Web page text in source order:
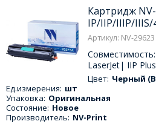
Картридж NV-
IP/IIP/IIIP/IIIS/
Артикул: NV-29623
Совместимость:
LaserJet| IIP Plus
Цвет: Черный
Ед.измерения: шт
Упаковка: Оригинальная
Состояние: Новое
Производитель: NV-Print